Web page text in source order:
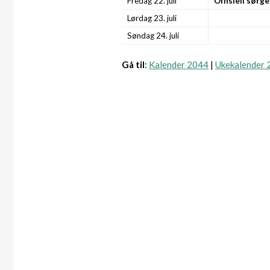
Lørdag 23. juli
Søndag 24. juli
Gå til: Kalender 2044 | Ukekalender